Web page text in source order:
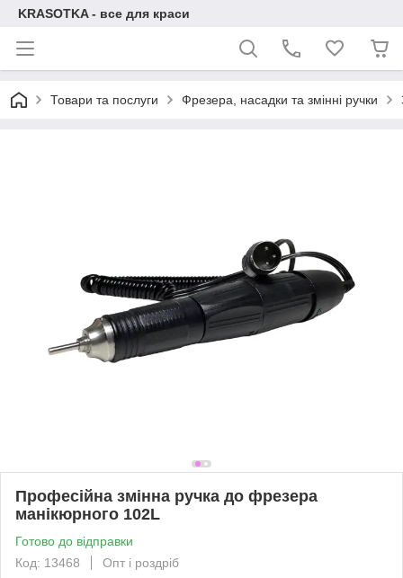
KRASOTKA - все для краси
Товари та послуги Фрезера, насадки та змінні ручки
Професійна змінна ручка до фрезера
манікюрного 102L
Готово до відправки
Код: 13468
Опт і роздріб